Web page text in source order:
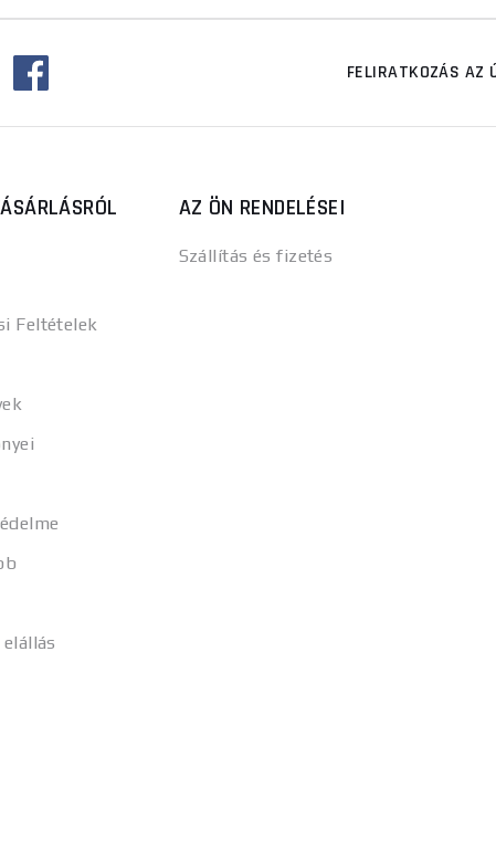
FELIRATKOZÁS AZ
Feltételek
AZ ÖN RENDELÉSEI
Szállítás és fizetés